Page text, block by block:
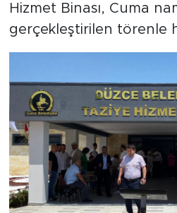
Hizmet Binası, Cuma
gerçekleştirilen törenle